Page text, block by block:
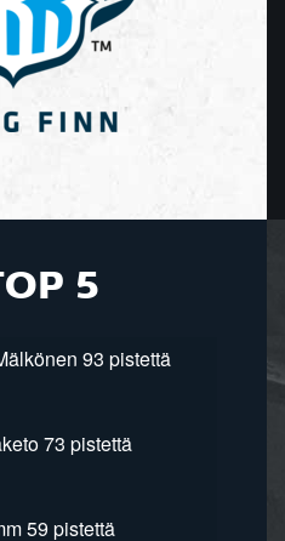
5
93 pistettä
73 pistettä
59 pistettä